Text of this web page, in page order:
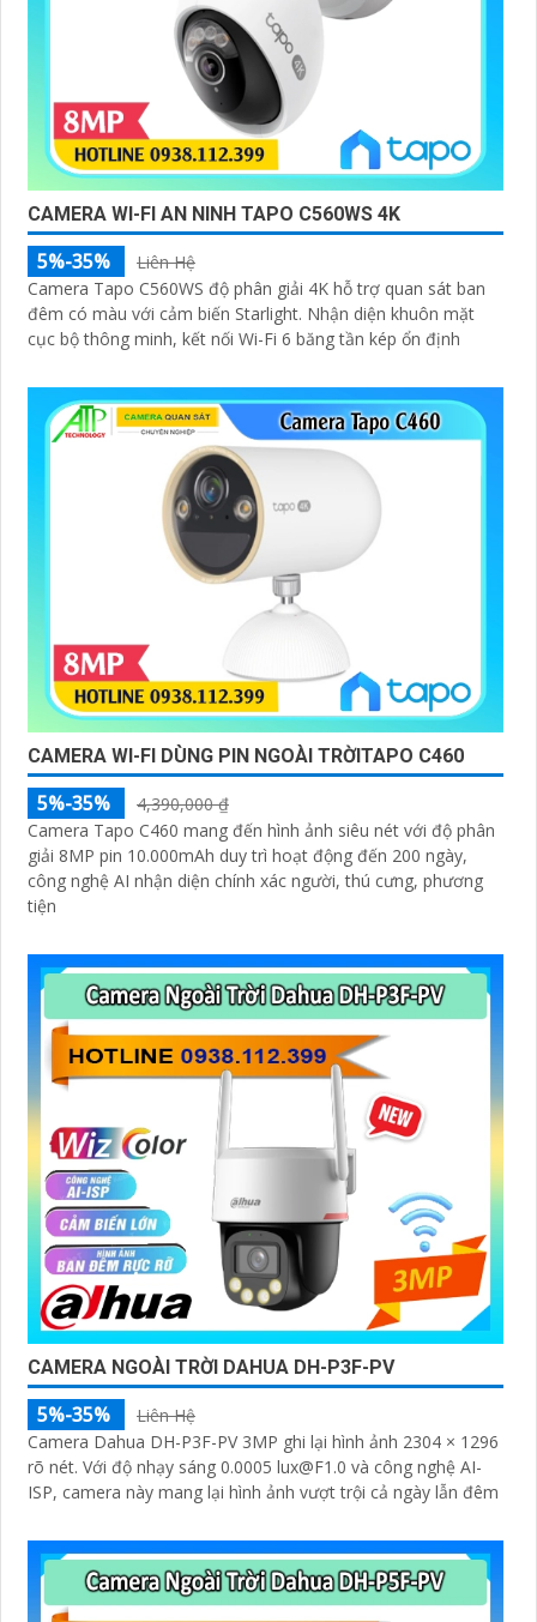
CAMERA WI-FI AN NINH TAPO C560WS 4K
5%-35%
Liên Hệ
Camera Tapo C560WS độ phân giải 4K hỗ trợ quan sát ban
đêm có màu với cảm biến Starlight. Nhận diện khuôn mặt
cục bộ thông minh, kết nối Wi-Fi 6 băng tần kép ổn định
CAMERA WI-FI DÙNG PIN NGOÀI TRỜITAPO C460
5%-35%
4,390,000 ₫
Camera Tapo C460 mang đến hình ảnh siêu nét với độ phân
giải 8MP pin 10.000mAh duy trì hoạt động đến 200 ngày,
công nghệ AI nhận diện chính xác người, thú cưng, phương
tiện
CAMERA NGOÀI TRỜI DAHUA DH-P3F-PV
5%-35%
Liên Hệ
Camera Dahua DH-P3F-PV 3MP ghi lại hình ảnh 2304 × 1296
rõ nét. Với độ nhạy sáng 0.0005 lux@F1.0 và công nghệ AI-
ISP, camera này mang lại hình ảnh vượt trội cả ngày lẫn đêm